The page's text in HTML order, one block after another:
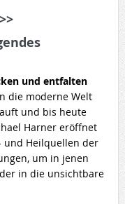
und entfalten
die moderne Welt
und bis heute
Harner eröffnet
und Heilquellen der
um in jenen
in die unsichtbare